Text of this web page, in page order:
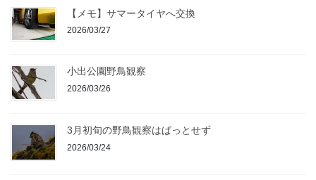
【メモ】サマータイヤへ交換
2026/03/27
小出公園野鳥観察
2026/03/26
3月初旬の野鳥観察はぱっとせず
2026/03/24